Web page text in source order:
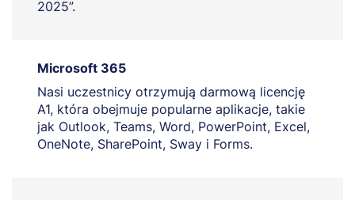
2025”.
Microsoft 365
Nasi uczestnicy otrzymują darmową licencję
A1, która obejmuje popularne aplikacje, takie
jak Outlook, Teams, Word, PowerPoint, Excel,
OneNote, SharePoint, Sway i Forms.